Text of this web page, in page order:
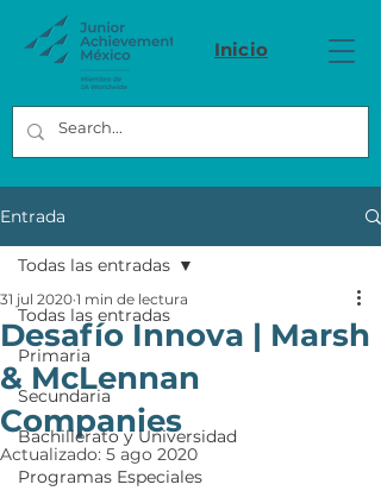
Inicio
Entrada
Todas las entradas
Primaria
Secundaria
Bachillerato y Universidad
Programas Especiales
Todas las entradas
Desafío Innova | Marsh
& McLennan
Companies
31 jul 2020 1 min de lectura
Actualizado: 5 ago 2020